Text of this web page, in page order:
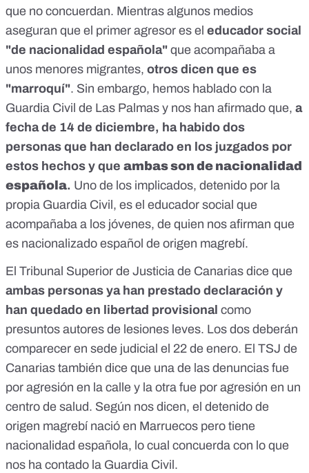
que no concuerdan. Mientras algunos medios
aseguran que el primer agresor es el educador social
"de nacionalidad española" que acompañaba a
unos menores migrantes, otros dicen que es
"marroquí". Sin embargo, hemos hablado con la
Guardia Civil de Las Palmas y nos han afirmado que, a
fecha de 14 de diciembre, ha habido dos
personas que han declarado en los juzgados por
estos hechos y que ambas son de nacionalidad
española. Uno de los implicados, detenido por la
propia Guardia Civil, es el educador social que
acompañaba a los jóvenes, de quien nos afirman que
es nacionalizado español de origen magrebí.
El Tribunal Superior de Justicia de Canarias dice que
ambas personas ya han prestado declaración y
han quedado en libertad provisional como
presuntos autores de lesiones leves. Los dos deberán
comparecer en sede judicial el 22 de enero. El TSJ de
Canarias también dice que una de las denuncias fue
por agresión en la calle y la otra fue por agresión en un
centro de salud. Según nos dicen, el detenido de
origen magrebí nació en Marruecos pero tiene
nacionalidad española, lo cual concuerda con lo que
nos ha contado la Guardia Civil.